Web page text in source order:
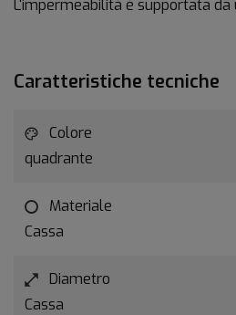
L'impermeabilità è supportata da
Caratteristiche tecniche
Colore
quadrante
Materiale
Cassa
Diametro
Cassa